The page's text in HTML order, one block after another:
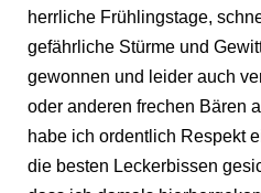
herrliche Frühlingstage,
gefährliche Stürme und
gewonnen und leider auch
oder anderen frechen Bären
habe ich ordentlich Respekt
die besten Leckerbissen